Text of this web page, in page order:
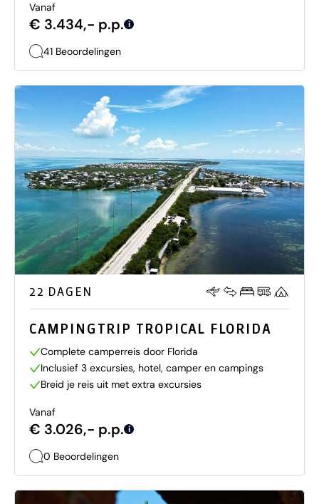
Vanaf
€ 3.434,- p.p. i
41 Beoordelingen
22 DAGEN
CAMPINGTRIP TROPICAL FLORIDA
Complete camperreis door Florida
Inclusief 3 excursies, hotel, camper en campings
Breid je reis uit met extra excursies
Vanaf
€ 3.026,- p.p. i
0 Beoordelingen